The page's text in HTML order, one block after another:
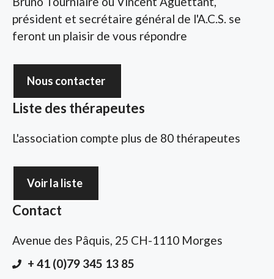
président et secrétaire général de l'A.C.S. se
feront un plaisir de vous répondre
Nous contacter
Liste des thérapeutes
L'association compte plus de 80 thérapeutes
Voir la liste
Contact
Avenue des Pâquis, 25 CH-1110 Morges
+ 41 (0)79 345 13 85